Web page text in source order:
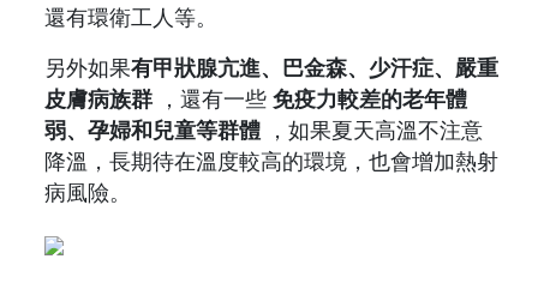
還有環衛工人等。
另外如果有甲狀腺亢進、巴金森、少汗症、嚴重
皮膚病族群 ，還有一些 免疫力較差的老年體
弱、孕婦和兒童等群體 ，如果夏天高溫不注意
降溫，長期待在溫度較高的環境，也會增加熱射
病風險。